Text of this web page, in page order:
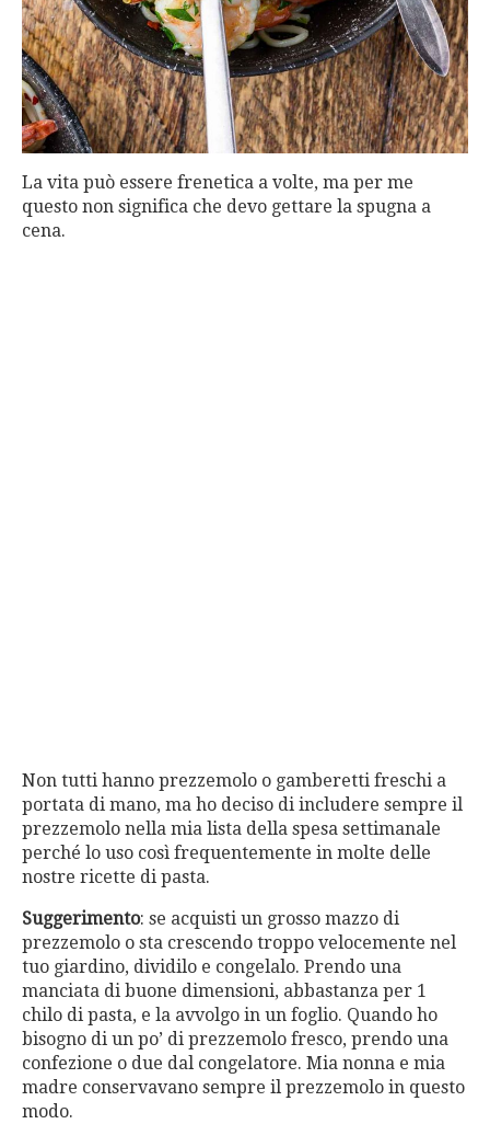
La vita può essere frenetica a volte, ma per me
questo non significa che devo gettare la spugna a
cena.
Non tutti hanno prezzemolo o gamberetti freschi a
portata di mano, ma ho deciso di includere sempre il
prezzemolo nella mia lista della spesa settimanale
perché lo uso così frequentemente in molte delle
nostre ricette di pasta.
Suggerimento: se acquisti un grosso mazzo di
prezzemolo o sta crescendo troppo velocemente nel
tuo giardino, dividilo e congelalo. Prendo una
manciata di buone dimensioni, abbastanza per 1
chilo di pasta, e la avvolgo in un foglio. Quando ho
bisogno di un po’ di prezzemolo fresco, prendo una
confezione o due dal congelatore. Mia nonna e mia
madre conservavano sempre il prezzemolo in questo
modo.